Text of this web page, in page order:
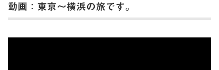
動画：東京〜横浜の旅です。